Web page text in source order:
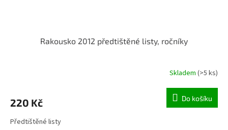
Rakousko 2012 předtištěné listy, ročníky
Skladem (>5 ks)
220 Kč Do košíku
Předtištěné listy